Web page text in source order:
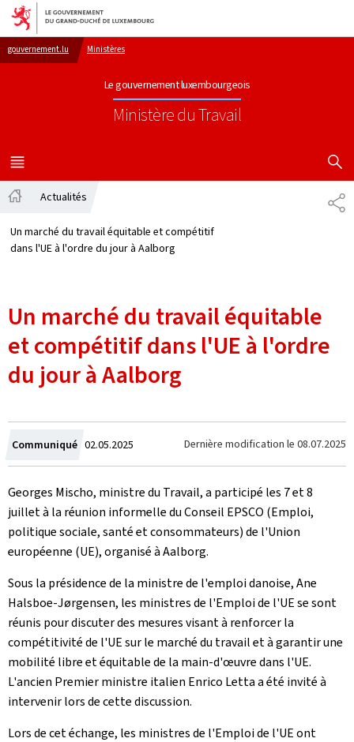
Aller au menu principal
Aller au contenu
gouvernement.lu Ministères
Le gouvernement luxembourgeois
Ministère du Travail
MENU
PRINCIPAL
Actualités
Un marché du travail équitable et compétitif
dans l'UE à l'ordre du jour à Aalborg
Un marché du travail équitable
et compétitif dans l'UE à l'ordre
du jour à Aalborg
Communiqué Crée
le
02.05.2025 Dernière modification le 08.07.2025
Georges Mischo, ministre du Travail, a participé les 7 et 8
juillet à la réunion informelle du Conseil EPSCO (Emploi,
politique sociale, santé et consommateurs) de l'Union
européenne (UE), organisé à Aalborg.
Sous la présidence de la ministre de l'emploi danoise, Ane
Halsboe-Jørgensen, les ministres de l'Emploi de l'UE se sont
réunis pour discuter des mesures visant à renforcer la
compétitivité de l'UE sur le marché du travail et à garantir une
mobilité libre et équitable de la main-d'œuvre dans l'UE.
L'ancien Premier ministre italien Enrico Letta a été invité à
intervenir lors de cette discussion.
Lors de cet échange, les ministres de l'Emploi de l'UE ont